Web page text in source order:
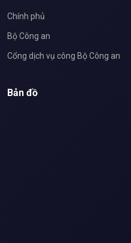
Chính phủ
Bộ Công an
Cổng dịch vụ công Bộ Công an
Bản đồ